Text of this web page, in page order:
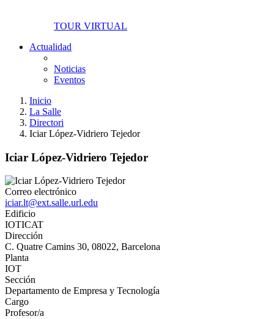
TOUR VIRTUAL
Actualidad
Noticias
Eventos
Inicio
La Salle
Directori
Iciar López-Vidriero Tejedor
Iciar López-Vidriero Tejedor
Correo electrónico
iciar.lt@ext.salle.url.edu
Edificio
IOTICAT
Dirección
C. Quatre Camins 30, 08022, Barcelona
Planta
IOT
Sección
Departamento de Empresa y Tecnología
Cargo
Profesor/a